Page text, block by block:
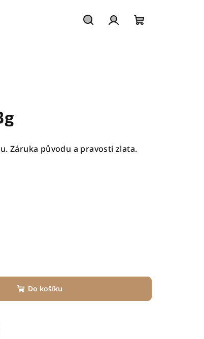
Záruka původu a pravosti zlata.
Do košíku